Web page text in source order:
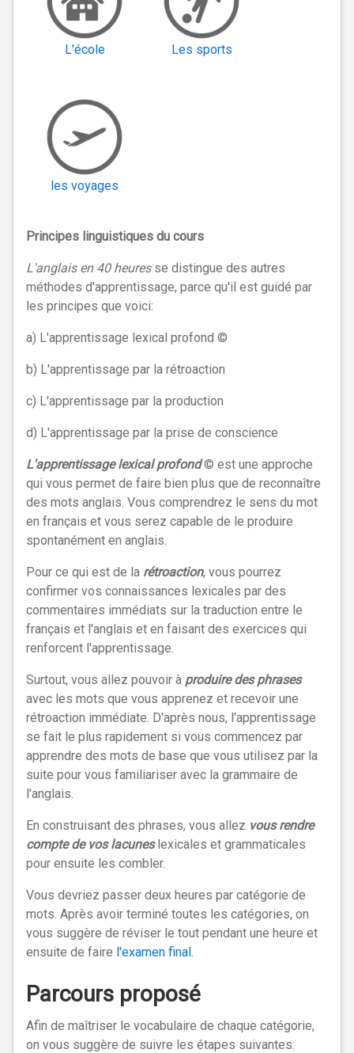
L'école Les sports
les voyages
Principes linguistiques du cours
L'anglais en 40 heuresse distingue des autres
méthodes d'apprentissage, parce qu'il est guidé par
les principes que voici:
a) L'apprentissage lexical profond ©
b) L'apprentissage par la rétroaction
c) L'apprentissage par la production
d) L'apprentissage par la prise de conscience
L'apprentissage lexical profond© est une approche
qui vous permet de faire bien plus que de reconnaître
des mots anglais. Vous comprendrez le sens du mot
en français et vous serez capable de le produire
spontanément en anglais.
Pour ce qui est de la rétroaction, vous pourrez
confirmer vos connaissances lexicales par des
commentaires immédiats sur la traduction entre le
français et l'anglais et en faisant des exercices qui
renforcent l'apprentissage.
Surtout, vous allez pouvoir à produire des phrases
avec les mots que vous apprenez et recevoir une
rétroaction immédiate. D'après nous, l'apprentissage
se fait le plus rapidement si vous commencez par
apprendre des mots de base que vous utilisez par la
suite pour vous familiariser avec la grammaire de
l'anglais.
En construisant des phrases, vous allez vous rendre
compte de vos lacuneslexicales et grammaticales
pour ensuite les combler.
Vous devriez passer deux heures par catégorie de
mots. Après avoir terminé toutes les catégories, on
vous suggère de réviser le tout pendant une heure et
ensuite de faire l'examen final.
Parcours proposé
Afin de maîtriser le vocabulaire de chaque catégorie,
on vous suggère de suivre les étapes suivantes: